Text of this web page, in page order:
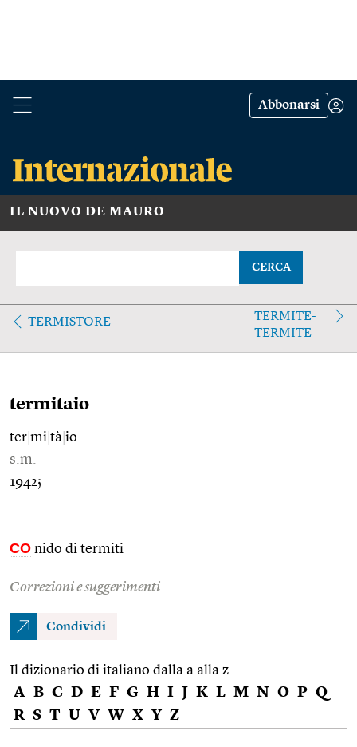
Abbonarsi
IL NUOVO DE MAURO
CERCA
TERMISTORE
TERMITE-
TERMITE
termitaio
ter mi tà io
s.m.
1942;
CO nido di termiti
Correzioni e suggerimenti
Condividi
Il dizionario di italiano dalla a alla z
A B C D E F G H I J K L M N O P Q
R S T U V W X Y Z